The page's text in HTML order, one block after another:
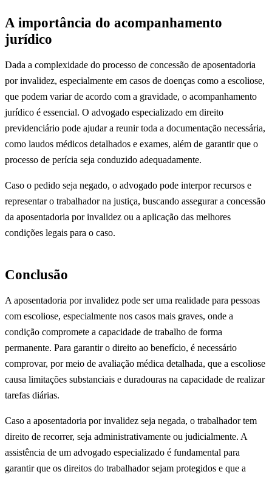
A importância do acompanhamento
jurídico
Dada a complexidade do processo de concessão de aposentadoria
por invalidez, especialmente em casos de doenças como a escoliose,
que podem variar de acordo com a gravidade, o acompanhamento
jurídico é essencial. O advogado especializado em direito
previdenciário pode ajudar a reunir toda a documentação necessária,
como laudos médicos detalhados e exames, além de garantir que o
processo de perícia seja conduzido adequadamente.
Caso o pedido seja negado, o advogado pode interpor recursos e
representar o trabalhador na justiça, buscando assegurar a concessão
da aposentadoria por invalidez ou a aplicação das melhores
condições legais para o caso.
Conclusão
A aposentadoria por invalidez pode ser uma realidade para pessoas
com escoliose, especialmente nos casos mais graves, onde a
condição compromete a capacidade de trabalho de forma
permanente. Para garantir o direito ao benefício, é necessário
comprovar, por meio de avaliação médica detalhada, que a escoliose
causa limitações substanciais e duradouras na capacidade de realizar
tarefas diárias.
Caso a aposentadoria por invalidez seja negada, o trabalhador tem
direito de recorrer, seja administrativamente ou judicialmente. A
assistência de um advogado especializado é fundamental para
garantir que os direitos do trabalhador sejam protegidos e que a